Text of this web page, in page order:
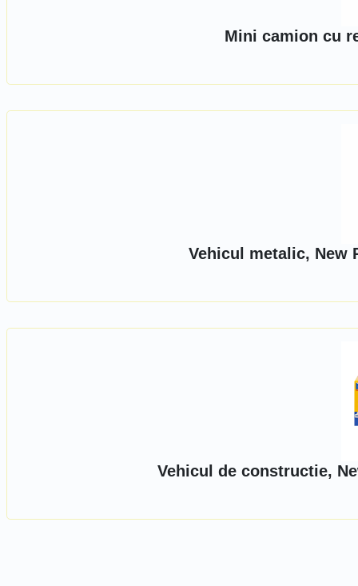
Mini camion cu
Vehicul metalic, New
Vehicul de constructie,